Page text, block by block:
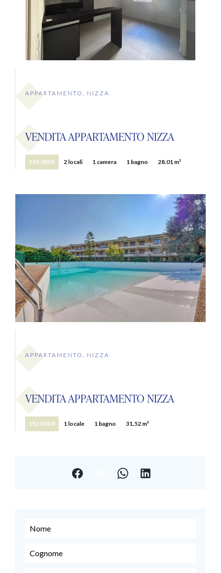
APPARTAMENTO, NIZZA
VENDITA APPARTAMENTO NIZZA
249.000 € 2 locali 1 camera 1 bagno 28.01 m²
APPARTAMENTO, NIZZA
VENDITA APPARTAMENTO NIZZA
192.000 € 1 locale 1 bagno 31.52 m²